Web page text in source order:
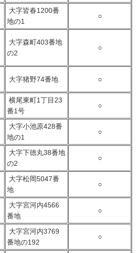
大字皆春1200番
地の1
○
大字森町403番地
の2
○
大字猪野74番地 ○
横尾東町1丁目23
番1号
○
大字小池原428番
地の1
○
大字下徳丸38番地
の2
○
大字松岡5047番
地
○
大字宮河内4566
番地
○
大字宮河内3769
番地の192
○